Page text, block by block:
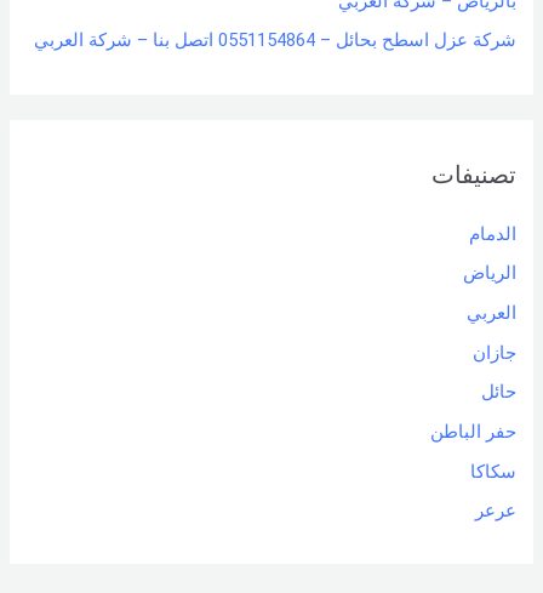
شركة عزل اسطح بحائل – 0551154864 اتصل بنا – شركة العربي
تصنيفات
الدمام
الرياض
العربي
جازان
حائل
حفر الباطن
سكاكا
عرعر